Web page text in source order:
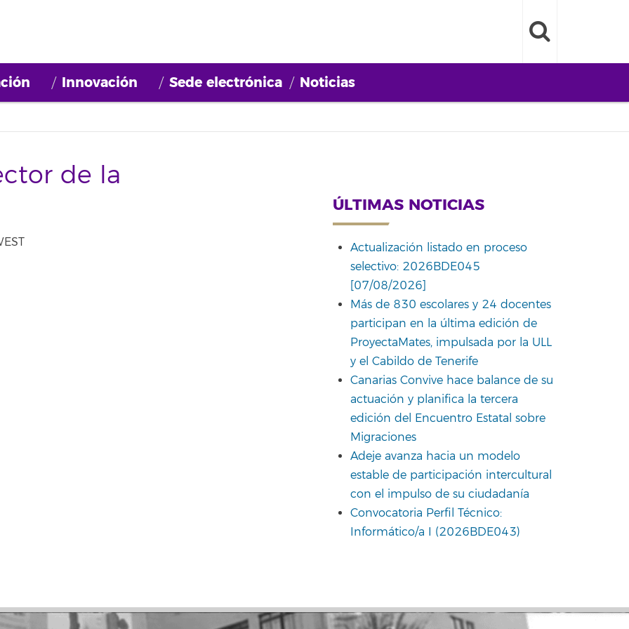
Innovación Sede electrónica Noticias
de la
ÚLTIMAS NOTICIAS
Actualización listado en proceso
selectivo: 2026BDE045
[07/08/2026]
Más de 830 escolares y 24 docentes
participan en la última edición de
ProyectaMates, impulsada por la ULL
y el Cabildo de Tenerife
Canarias Convive hace balance de su
actuación y planifica la tercera
edición del Encuentro Estatal sobre
Migraciones
Adeje avanza hacia un modelo
estable de participación intercultural
con el impulso de su ciudadanía
Convocatoria Perfil Técnico:
Informático/a I (2026BDE043)